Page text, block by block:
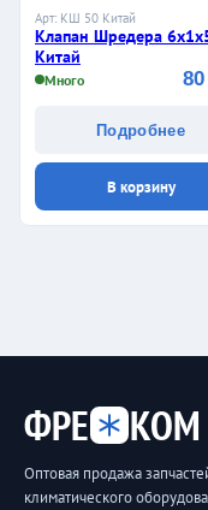
Арт: КШ 50 Китай
Клапан Шредера
Китай
Много
Подробнее
В корзину
ФРЕ КОМ
Оптовая продажа
климатического